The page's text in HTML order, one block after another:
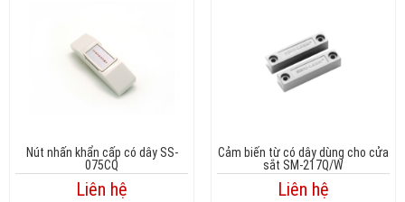
Nút nhấn khẩn cấp có dây SS-
075CQ
Liên hệ
Cảm biến từ có dây dùng cho cửa
sắt SM-217Q/W
Liên hệ